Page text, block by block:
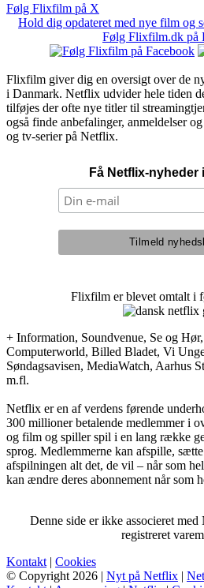
Følg Flixfilm på X
Hold dig opdateret med nye film og
Følg Flixfilm.dk på
Flixfilm giver dig en oversigt over de
i Danmark. Netflix udvider hele tiden
tilføjes der ofte nye titler til
også finde anbefalinger, anmeldelser
og tv-serier på Netflix.
Få Netflix-nyheder
Flixfilm er blevet omtalt i
+ Information, Soundvenue, Se og
Computerworld, Billed Bladet, Vi
Søndagsavisen, MediaWatch, Aarhus
m.fl.
Netflix er en af verdens førende
300 millioner betalende medlemmer i
og film og spiller spil i en lang række
sprog. Medlemmerne kan afspille,
afspilningen alt det, de vil – når som
kan ændre deres abonnement når som
Denne side er ikke associeret
registreret
Kontakt | Cookies
© Copyright 2026 | Nyt på Netflix |